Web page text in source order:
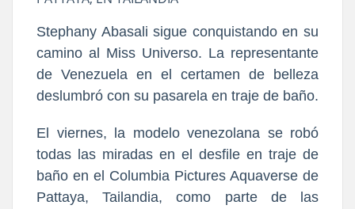
Stephany Abasali sigue conquistando en su
camino al Miss Universo. La representante
de Venezuela en el certamen de belleza
deslumbró con su pasarela en traje de baño.
El viernes, la modelo venezolana se robó
todas las miradas en el desfile en traje de
baño en el Columbia Pictures Aquaverse de
Pattaya, Tailandia, como parte de las